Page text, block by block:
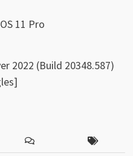
11 Pro
2022 (Build 20348.587)